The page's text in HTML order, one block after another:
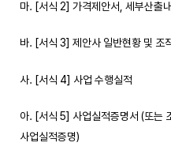
마. [서식 2] 가격제안서, 세부산출
바. [서식 3] 제안사 일반현황 및 조
사. [서식 4] 사업 수행실적
아. [서식 5] 사업실적증명서 (또는
사업실적증명)